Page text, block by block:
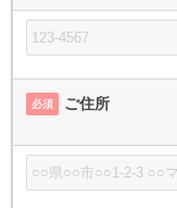
必須 ご住所